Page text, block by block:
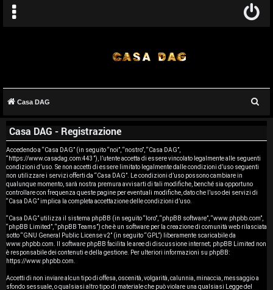
r
g
o
m
e
n
t
i
Casa DAG
Casa DAG - Registrazione
Accedendo a “Casa DAG” (in seguito “noi”, “nostro”, “Casa DAG”,
“https://www.casadag.com:443”), l’utente accetta di essere vincolato legalmente alle seguenti
condizioni d’uso. Se non accetti di essere limitato legalmente dalle condizioni d’uso seguenti
non utilizzare i servizi offerti da “Casa DAG”. Le condizioni d’uso possono cambiare in
qualunque momento, sarà nostra premura avvisarti di tali modifiche, benché sia opportuno
controllare con frequenza queste pagine per eventuali modifiche, dato che l’uso dei servizi di
“Casa DAG” implica la completa accettazione delle condizioni d’uso.
“Casa DAG” utilizza il sistema phpBB (in seguito “loro”, “phpBB software”, “www.phpbb.com”,
“phpBB Limited”, “phpBB Teams”) che è un software per la creazione di comunità web rilasciata
sotto “GNU General Public License v2” (in seguito “GPL”) liberamente scaricabile da
www.phpbb.com . Il software phpBB facilita le aree di discussione internet; phpBB Limited non
è responsabile dei contenuti e della gestione. Per ulteriori informazioni su phpBB:
https://www.phpbb.com
Accetti di non inviare alcun tipo di offesa, oscenità, volgarità, calunnia, minaccia, messaggio a
sfondo sessuale, o qualsiasi altro tipo di materiale che può violare una qualsiasi Legge del